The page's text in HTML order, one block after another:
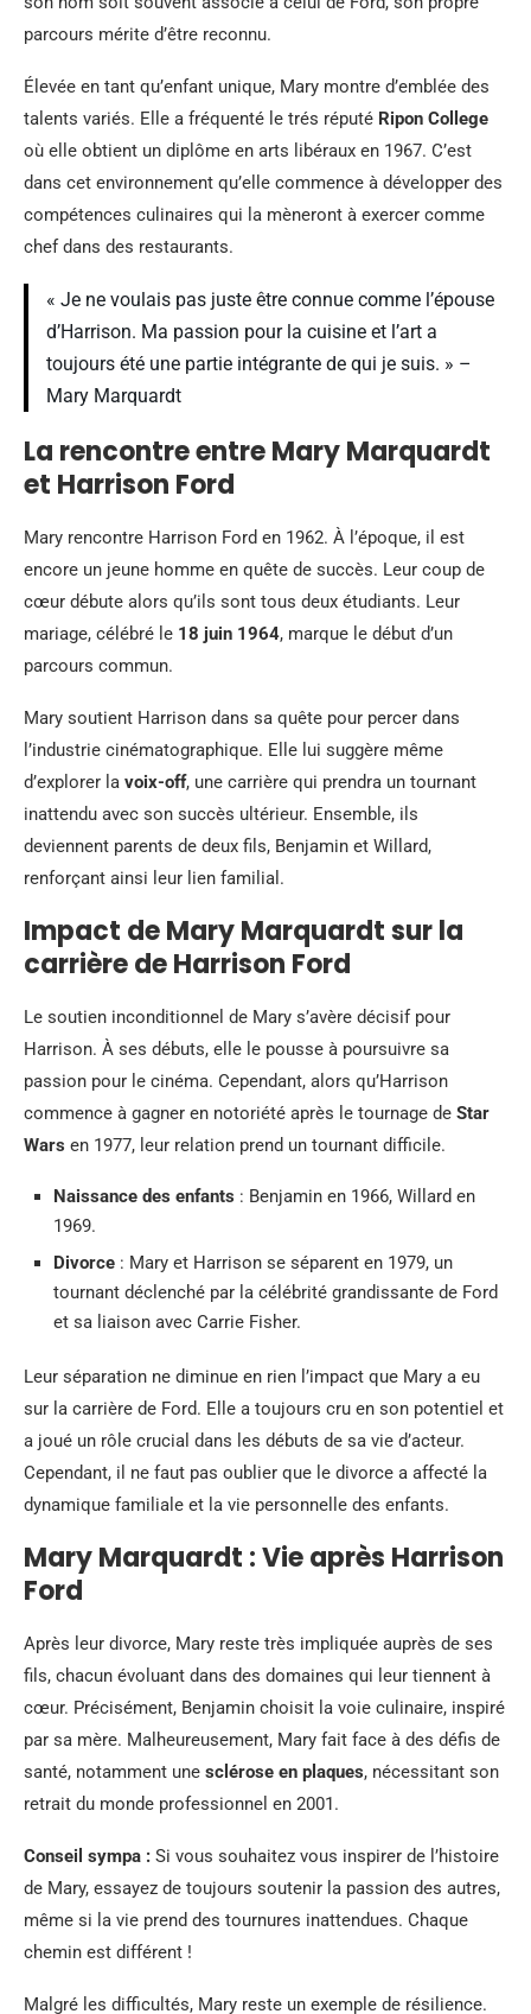
parcours mérite d’être reconnu.
Élevée en tant qu’enfant unique, Mary montre d’emblée des
talents variés. Elle a fréquenté le trés réputé Ripon College
où elle obtient un diplôme en arts libéraux en 1967. C’est
dans cet environnement qu’elle commence à développer des
compétences culinaires qui la mèneront à exercer comme
chef dans des restaurants.
« Je ne voulais pas juste être connue comme l’épouse
d’Harrison. Ma passion pour la cuisine et l’art a
toujours été une partie intégrante de qui je suis. » –
Mary Marquardt
La rencontre entre Mary Marquardt
et Harrison Ford
Mary rencontre Harrison Ford en 1962. À l’époque, il est
encore un jeune homme en quête de succès. Leur coup de
cœur débute alors qu’ils sont tous deux étudiants. Leur
mariage, célébré le 18 juin 1964, marque le début d’un
parcours commun.
Mary soutient Harrison dans sa quête pour percer dans
l’industrie cinématographique. Elle lui suggère même
d’explorer la voix-off, une carrière qui prendra un tournant
inattendu avec son succès ultérieur. Ensemble, ils
deviennent parents de deux fils, Benjamin et Willard,
renforçant ainsi leur lien familial.
Impact de Mary Marquardt sur la
carrière de Harrison Ford
Le soutien inconditionnel de Mary s’avère décisif pour
Harrison. À ses débuts, elle le pousse à poursuivre sa
passion pour le cinéma. Cependant, alors qu’Harrison
commence à gagner en notoriété après le tournage de Star
Wars en 1977, leur relation prend un tournant difficile.
Naissance des enfants : Benjamin en 1966, Willard en
1969.
Divorce : Mary et Harrison se séparent en 1979, un
tournant déclenché par la célébrité grandissante de Ford
et sa liaison avec Carrie Fisher.
Leur séparation ne diminue en rien l’impact que Mary a eu
sur la carrière de Ford. Elle a toujours cru en son potentiel et
a joué un rôle crucial dans les débuts de sa vie d’acteur.
Cependant, il ne faut pas oublier que le divorce a affecté la
dynamique familiale et la vie personnelle des enfants.
Mary Marquardt : Vie après Harrison
Ford
Après leur divorce, Mary reste très impliquée auprès de ses
fils, chacun évoluant dans des domaines qui leur tiennent à
cœur. Précisément, Benjamin choisit la voie culinaire, inspiré
par sa mère. Malheureusement, Mary fait face à des défis de
santé, notamment une sclérose en plaques, nécessitant son
retrait du monde professionnel en 2001.
Conseil sympa : Si vous souhaitez vous inspirer de l’histoire
de Mary, essayez de toujours soutenir la passion des autres,
même si la vie prend des tournures inattendues. Chaque
chemin est différent !
Malgré les difficultés, Mary reste un exemple de résilience.